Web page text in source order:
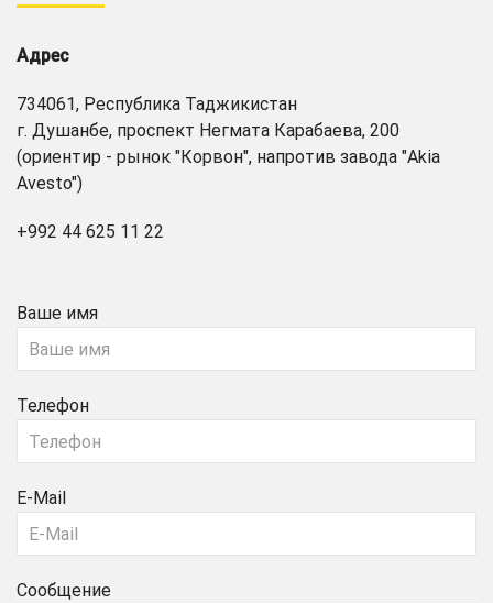
Адрес
734061, Республика Таджикистан
г. Душанбе, проспект Негмата Карабаева, 200
(ориентир - рынок "Корвон", напротив завода "Akia
Avesto")
+992 44 625 11 22
Ваше имя
Телефон
E-Mail
Сообщение